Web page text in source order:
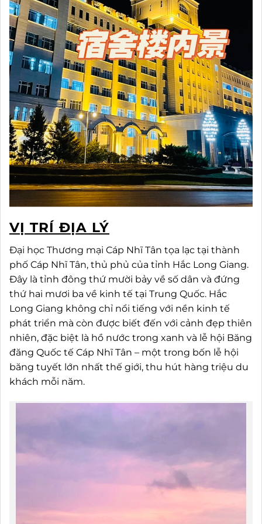
VỊ TRÍ ĐỊA LÝ
Đại học Thương mại Cáp Nhĩ Tân tọa lạc tại thành
phố Cáp Nhĩ Tân, thủ phủ của tỉnh Hắc Long Giang.
Đây là tỉnh đông thứ mười bảy về số dân và đứng
thứ hai mươi ba về kinh tế tại Trung Quốc. Hắc
Long Giang không chỉ nổi tiếng với nền kinh tế
phát triển mà còn được biết đến với cảnh đẹp thiên
nhiên, đặc biệt là hồ nước trong xanh và lễ hội Băng
đăng Quốc tế Cáp Nhĩ Tân – một trong bốn lễ hội
băng tuyết lớn nhất thế giới, thu hút hàng triệu du
khách mỗi năm.